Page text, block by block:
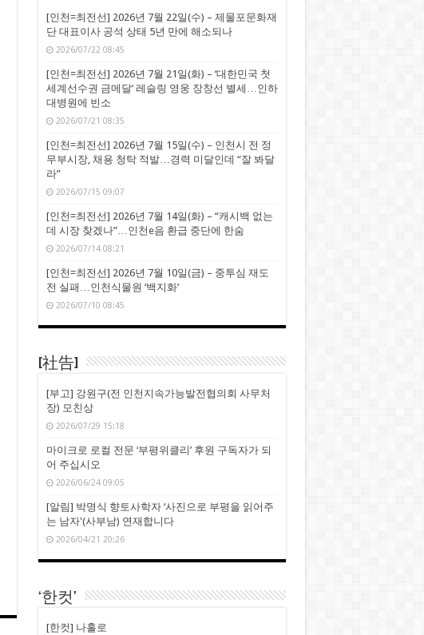
[인천=최전선] 2026년 7월 22일(수) – 제물포문화재
단 대표이사 공석 상태 5년 만에 해소되나
2026/07/22 08:45
[인천=최전선] 2026년 7월 21일(화) – ‘대한민국 첫
세계선수권 금메달’ 레슬링 영웅 장창선 별세…인하
대병원에 빈소
2026/07/21 08:35
[인천=최전선] 2026년 7월 15일(수) – 인천시 전 정
무부시장, 채용 청탁 적발…경력 미달인데 “잘 봐달
라”
2026/07/15 09:07
[인천=최전선] 2026년 7월 14일(화) – “캐시백 없는
데 시장 찾겠나”…인천e음 환급 중단에 한숨
2026/07/14 08:21
[인천=최전선] 2026년 7월 10일(금) – 중투심 재도
전 실패…인천식물원 ‘백지화’
2026/07/10 08:45
[社告]
[부고] 강원구(전 인천지속가능발전협의회 사무처
장) 모친상
2026/07/29 15:18
마이크로 로컬 전문 ‘부평위클리’ 후원 구독자가 되
어 주십시오
2026/06/24 09:05
[알림] 박명식 향토사학자 ‘사진으로 부평을 읽어주
는 남자'(사부남) 연재합니다
2026/04/21 20:26
‘한컷’
[한컷] 나홀로